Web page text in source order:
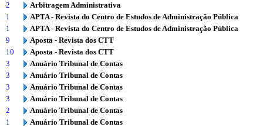
2
Arbitragem Administrativa
1
APTA - Revista do Centro de Estudos de Administração Pública
1
APTA - Revista do Centro de Estudos de Administração Pública
9
Aposta - Revista dos CTT
10
Aposta - Revista dos CTT
3
Anuário Tribunal de Contas
3
Anuário Tribunal de Contas
3
Anuário Tribunal de Contas
3
Anuário Tribunal de Contas
2
Anuário Tribunal de Contas
1
Anuário Tribunal de Contas